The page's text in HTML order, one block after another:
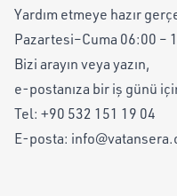
Yardım etmeye hazır
Pazartesi–Cuma 06:00 –
Bizi arayın veya yazın,
e-postanıza bir iş günü
Tel: +90 532 151 19 04
E-posta: